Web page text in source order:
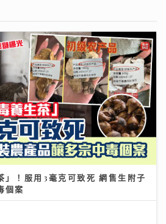
」！服用3毫克可致死 網售生附子
個案